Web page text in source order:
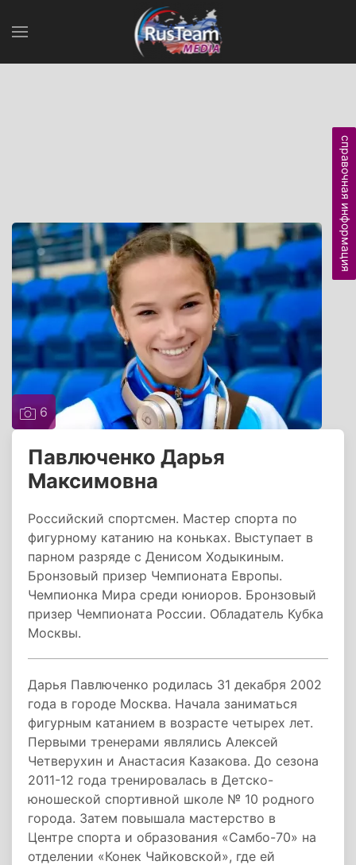
6
Павлюченко Дарья
Максимовна
Российский спортсмен. Мастер спорта по
фигурному катанию на коньках. Выступает в
парном разряде с Денисом Ходыкиным.
Бронзовый призер Чемпионата Европы.
Чемпионка Мира среди юниоров. Бронзовый
призер Чемпионата России. Обладатель Кубка
Москвы.
Дарья Павлюченко родилась 31 декабря 2002
года в городе Москва. Начала заниматься
фигурным катанием в возрасте четырех лет.
Первыми тренерами являлись Алексей
Четверухин и Анастасия Казакова. До сезона
2011-12 года тренировалась в Детско-
юношеской спортивной школе № 10 родного
города. Затем повышала мастерство в
Центре спорта и образования «Самбо-70» на
отделении «Конек Чайковской», где ей
справочная информация